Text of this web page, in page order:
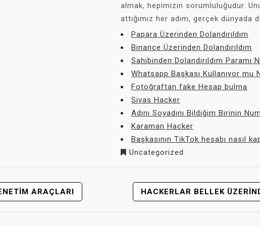
almak, hepimizin sorumluluğudur.
attığımız her adım, gerçek dünyada
Papara Üzerinden Dolandırıldım
Binance Üzerinden Dolandırıldım
Sahibinden Dolandırıldım Paramı
Whatsapp Başkası Kullanıyor mu
Fotoğraftan fake Hesap bulma
Sivas Hacker
Adını Soyadını Bildiğim Birinin
Karaman Hacker
Başkasının TikTok hesabı nasıl
Uncategorized
ARAÇLARI HACKERLAR BELLEK